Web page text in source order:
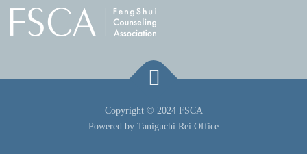
Copyright © 2024 FSCA
Powered by Taniguchi Rei Office